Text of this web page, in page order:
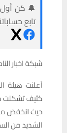
🔔 كن أول
تابع
شبكة اخبار
أعلنت هيئة
كثيف تشكلت
حيث انخفض
الشديد من